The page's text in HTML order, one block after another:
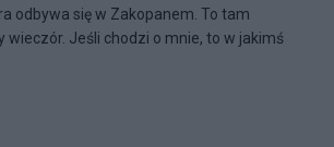
odbywa się w Zakopanem. To tam
Jeśli chodzi o mnie, to w jakimś